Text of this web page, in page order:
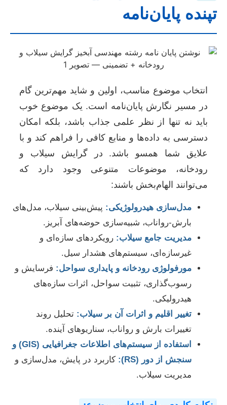
تپنده پایان‌نامه
انتخاب موضوع مناسب، اولین و شاید مهم‌ترین گام
در مسیر نگارش پایان‌نامه است. یک موضوع خوب
باید نه تنها از نظر علمی جذاب باشد، بلکه امکان
دسترسی به داده‌ها و منابع کافی را فراهم کند و با
علایق شما همسو باشد. در گرایش سیلاب و
رودخانه، موضوعات متنوعی وجود دارد که
می‌توانند الهام‌بخش باشند:
مدل‌سازی هیدرولوژیکی: پیش‌بینی سیلاب، مدل‌های
بارش-رواناب، شبیه‌سازی حوضه‌های آبریز.
مدیریت جامع سیلاب: رویکردهای سازه‌ای و
غیرسازه‌ای، سیستم‌های هشدار سیل.
مورفولوژی رودخانه و پایداری سواحل: فرسایش و
رسوب‌گذاری، تثبیت سواحل، اثرات سازه‌های
هیدرولیکی.
تغییر اقلیم و اثرات آن بر سیلاب: تحلیل روند
تغییرات بارش و رواناب، سناریوهای آینده.
استفاده از سیستم‌های اطلاعات جغرافیایی (GIS) و
سنجش از دور (RS):
کاربرد در پایش، مدل‌سازی و
مدیریت سیلاب.